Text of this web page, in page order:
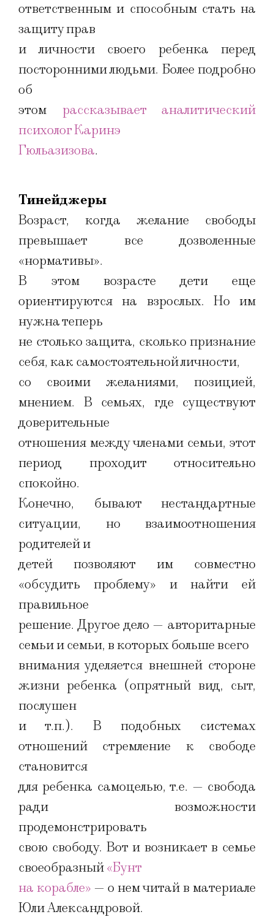
ответственным и способным стать на
защиту прав
и личности своего ребенка перед
посторонними людьми. Более подробно
об
этом рассказывает аналитический
психолог Каринэ
Гюльазизова.
Тинейджеры
Возраст, когда желание свободы
превышает все дозволенные
«нормативы».
В этом возрасте дети еще
ориентируются на взрослых. Но им
нужна теперь
не столько защита, сколько признание
себя, как самостоятельной личности,
со своими желаниями, позицией,
мнением. В семьях, где существуют
доверительные
отношения между членами семьи, этот
период проходит относительно
спокойно.
Конечно, бывают нестандартные
ситуации, но взаимоотношения
родителей и
детей позволяют им совместно
«обсудить проблему» и найти ей
правильное
решение. Другое дело — авторитарные
семьи и семьи, в которых больше всего
внимания уделяется внешней стороне
жизни ребенка (опрятный вид, сыт,
послушен
и т.п.). В подобных системах
отношений стремление к свободе
становится
для ребенка самоцелью, т.е. — свобода
ради возможности
продемонстрировать
свою свободу. Вот и возникает в семье
своеобразный«Бунт
на корабле» — о нем читай в материале
Юли Александровой.